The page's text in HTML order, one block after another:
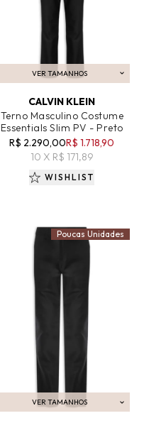
VER TAMANHOS
ADICIONAR AO CARRINHO
CALVIN KLEIN
Terno Masculino Costume
Essentials Slim PV - Preto
R$ 2.290,00R$ 1.718,90
10 X R$ 171,89
WISHLIST
VER TAMANHOS
ADICIONAR AO CARRINHO
Poucas Unidades